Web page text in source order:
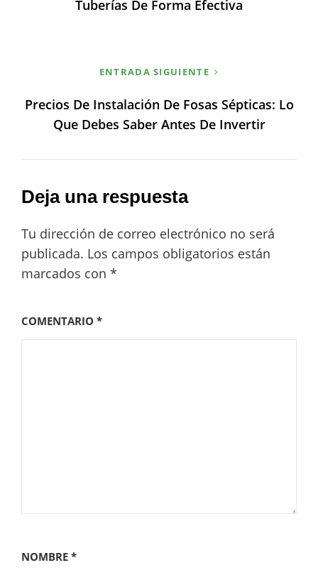
Tuberías De Forma Efectiva
ENTRADA SIGUIENTE
Precios De Instalación De Fosas Sépticas: Lo
Que Debes Saber Antes De Invertir
Deja una respuesta
Tu dirección de correo electrónico no será
publicada. Los campos obligatorios están
marcados con *
COMENTARIO *
NOMBRE *